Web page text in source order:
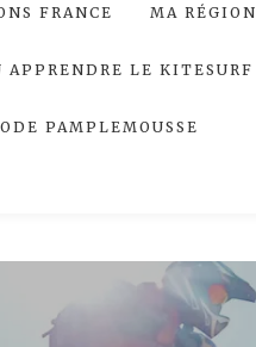
FRANCE MA
APPRENDRE LE KITESURF
PAMPLEMOUSSE